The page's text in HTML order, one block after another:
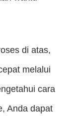
di atas,
melalui
cara
Anda dapat